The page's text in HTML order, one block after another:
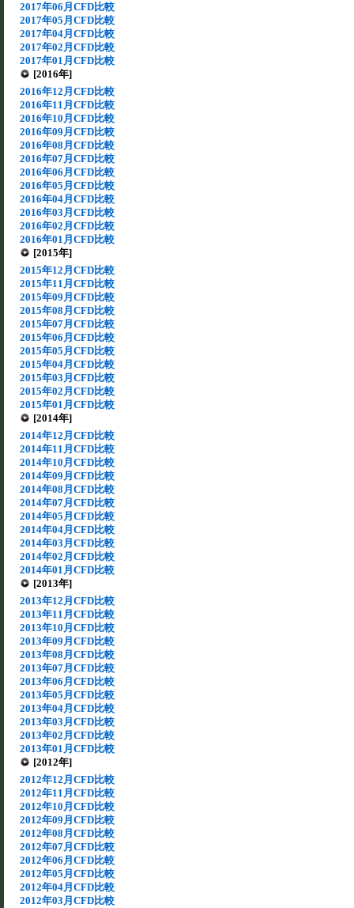
2017年06月CFD比較
2017年05月CFD比較
2017年04月CFD比較
2017年02月CFD比較
2017年01月CFD比較
[2016年]
2016年12月CFD比較
2016年11月CFD比較
2016年10月CFD比較
2016年09月CFD比較
2016年08月CFD比較
2016年07月CFD比較
2016年06月CFD比較
2016年05月CFD比較
2016年04月CFD比較
2016年03月CFD比較
2016年02月CFD比較
2016年01月CFD比較
[2015年]
2015年12月CFD比較
2015年11月CFD比較
2015年09月CFD比較
2015年08月CFD比較
2015年07月CFD比較
2015年06月CFD比較
2015年05月CFD比較
2015年04月CFD比較
2015年03月CFD比較
2015年02月CFD比較
2015年01月CFD比較
[2014年]
2014年12月CFD比較
2014年11月CFD比較
2014年10月CFD比較
2014年09月CFD比較
2014年08月CFD比較
2014年07月CFD比較
2014年05月CFD比較
2014年04月CFD比較
2014年03月CFD比較
2014年02月CFD比較
2014年01月CFD比較
[2013年]
2013年12月CFD比較
2013年11月CFD比較
2013年10月CFD比較
2013年09月CFD比較
2013年08月CFD比較
2013年07月CFD比較
2013年06月CFD比較
2013年05月CFD比較
2013年04月CFD比較
2013年03月CFD比較
2013年02月CFD比較
2013年01月CFD比較
[2012年]
2012年12月CFD比較
2012年11月CFD比較
2012年10月CFD比較
2012年09月CFD比較
2012年08月CFD比較
2012年07月CFD比較
2012年06月CFD比較
2012年05月CFD比較
2012年04月CFD比較
2012年03月CFD比較